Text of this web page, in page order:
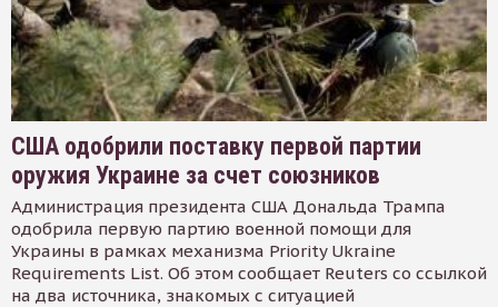
США одобрили поставку первой партии
оружия Украине за счет союзников
Администрация президента США Дональда Трампа
одобрила первую партию военной помощи для
Украины в рамках механизма Priority Ukraine
Requirements List. Об этом сообщает Reuters со ссылкой
на два источника, знакомых с ситуацией